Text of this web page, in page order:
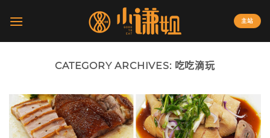
主站
CATEGORY ARCHIVES: 吃吃滴玩